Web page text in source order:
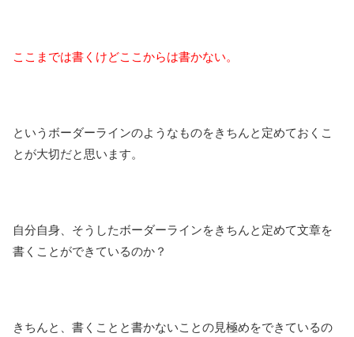
ここまでは書くけどここからは書かない。
というボーダーラインのようなものをきちんと定めておくこ
とが大切だと思います。
自分自身、そうしたボーダーラインをきちんと定めて文章を
書くことができているのか？
きちんと、書くことと書かないことの見極めをできているの